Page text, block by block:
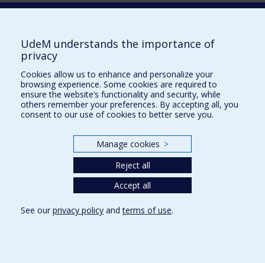
Laboratoire d'innovation
Vice-rectorat aux affaires étudiantes et aux études
Inven_T
Consortium Santé Numérique
UdeM understands the importance of
privacy
Cookies allow us to enhance and personalize your
browsing experience. Some cookies are required to
ensure the website’s functionality and security, while
others remember your preferences. By accepting all, you
consent to our use of cookies to better serve you.
Manage cookies >
Reject all
Accept all
See our privacy policy andterms of use.